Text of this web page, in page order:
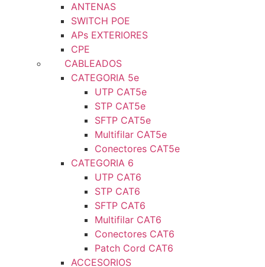
ANTENAS
SWITCH POE
APs EXTERIORES
CPE
CABLEADOS
CATEGORIA 5e
UTP CAT5e
STP CAT5e
SFTP CAT5e
Multifilar CAT5e
Conectores CAT5e
CATEGORIA 6
UTP CAT6
STP CAT6
SFTP CAT6
Multifilar CAT6
Conectores CAT6
Patch Cord CAT6
ACCESORIOS